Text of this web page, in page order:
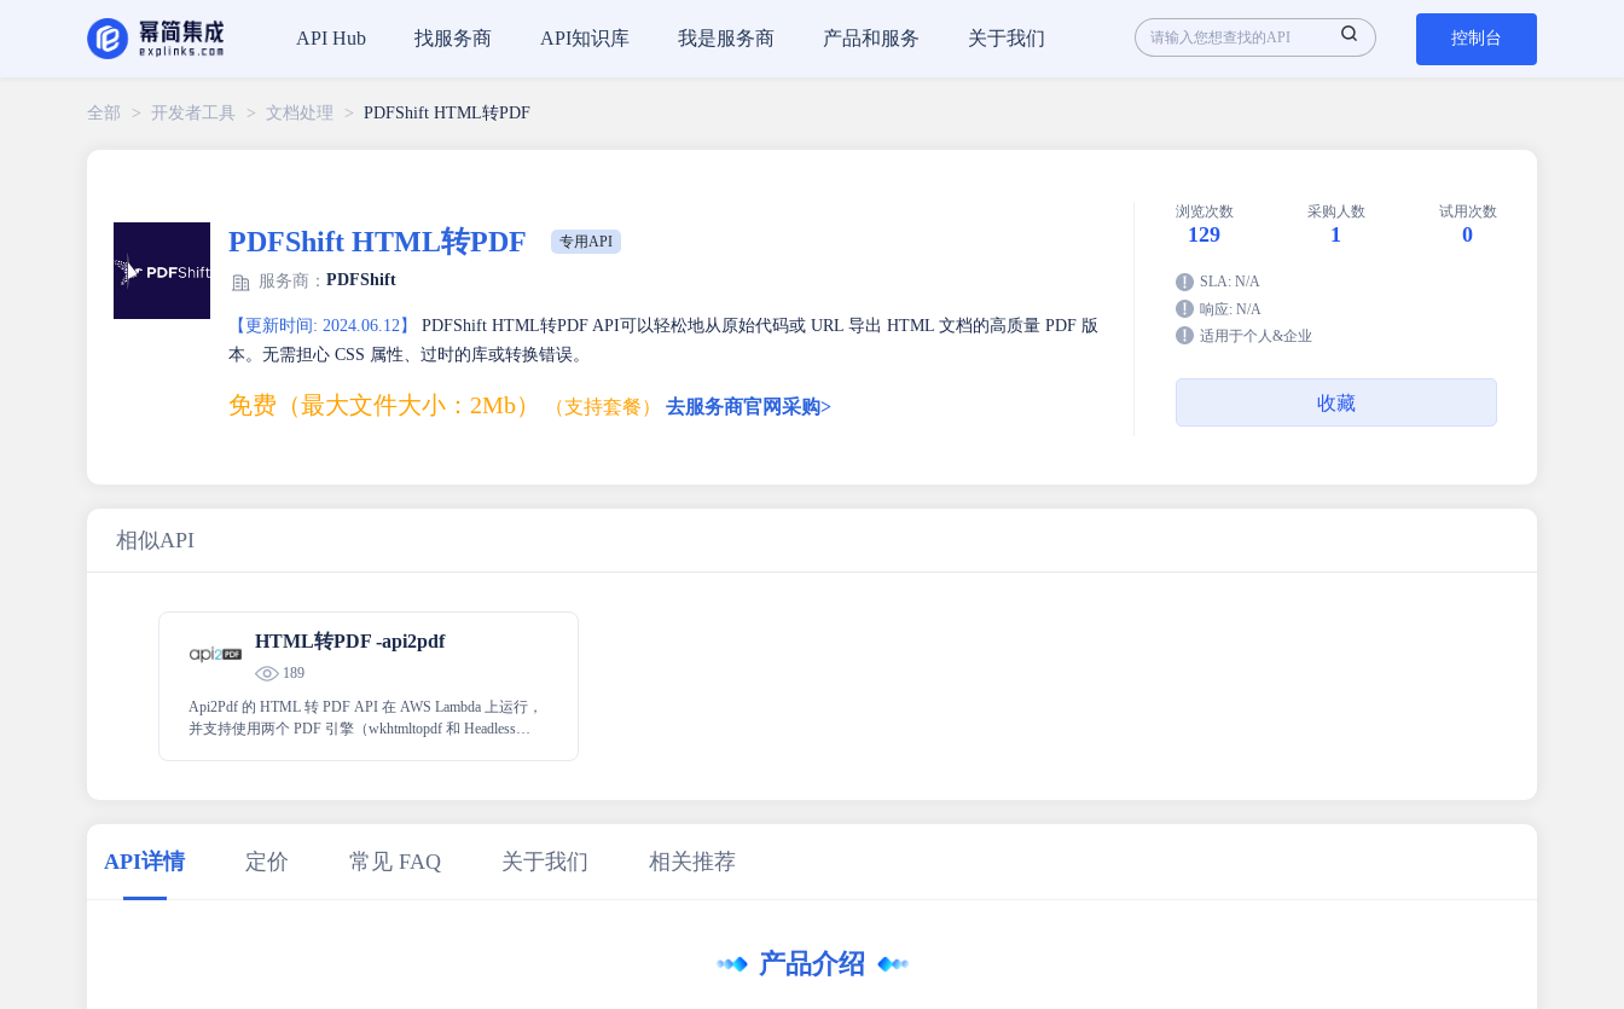
API Hub 找服务商 API知识库 我是服务商 产品和服务 关于我们 控制台
全部 > 开发者工具 > 文档处理 > PDFShift HTML转PDF
PDFShift HTML转PDF 专用API
服务商： PDFShift
【更新时间: 2024.06.12】
PDFShift HTML转PDF API可以轻松地从原始代码或 URL 导出 HTML 文档的高质量 PDF 版
本。无需担心 CSS 属性、过时的库或转换错误。
免费（最大文件大小：2Mb） （支持套餐） 去服务商官网采购>
浏览次数
129
采购人数
1
试用次数
0
SLA: N/A
响应: N/A
适用于个人&企业
收藏
相似API
HTML转PDF -api2pdf
189
Api2Pdf 的 HTML 转 PDF API 在 AWS Lambda 上运行，
并支持使用两个 PDF 引擎（wkhtmltopdf 和 Headless
API详情 定价 常见 FAQ 关于我们 相关推荐
产品介绍